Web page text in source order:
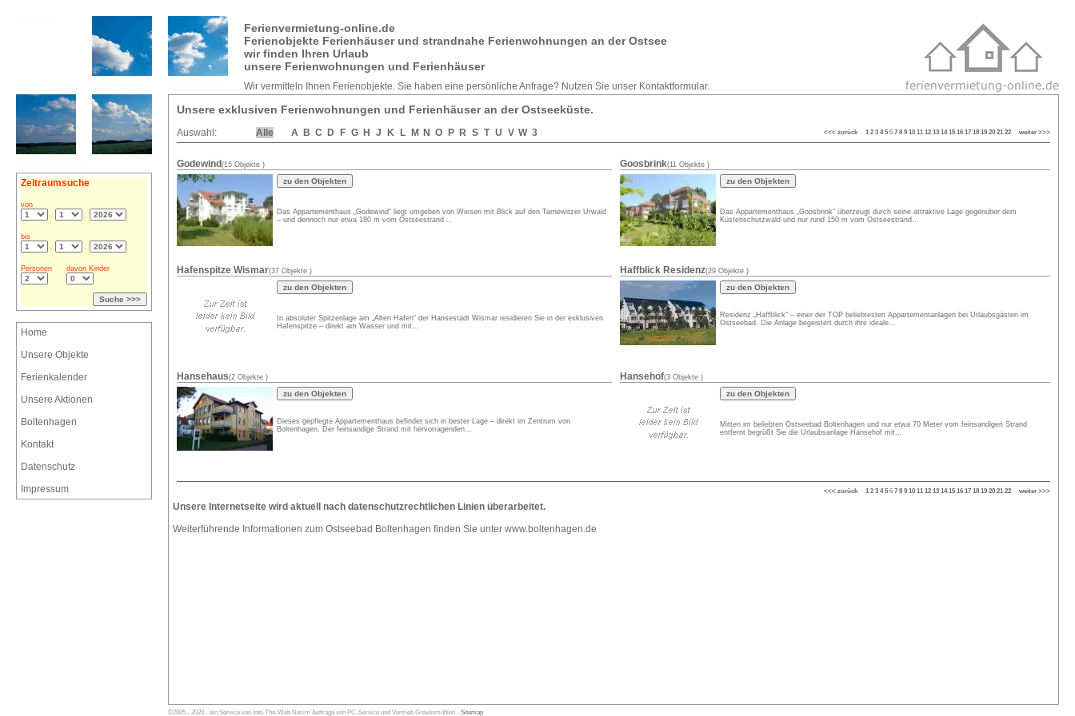
Ferienvermietung-online.de
Ferienobjekte Ferienhäuser und strandnahe Ferienwohnungen an der Ostsee
wir finden Ihren Urlaub
unsere Ferienwohnungen und Ferienhäuser
Wir vermitteln Ihnen Ferienobjekte. Sie haben eine persönliche Anfrage? Nutzen Sie unser Kontaktformular.
Unsere exklusiven Ferienwohnungen und Ferienhäuser an der Ostseeküste.
Auswahl: Alle A B C D F G H J K L M N O P R S T U V W 3 <<< zurück 12 3 456 7 8 9 10 1112 13 141516 17 18 19 20 2122 weiter >>>
Godewind (15 Objekte )
Das Appartementhaus „Godewind“ liegt umgeben von Wiesen mit Blick auf den Tarnewitzer Urwald
– und dennoch nur etwa 180 m vom Ostseestrand...
Goosbrink(11 Objekte )
Das Appartementhaus „Goosbrink“ überzeugt durch seine attraktive Lage gegenüber dem
Küstenschutzwald und nur rund 150 m vom Ostseestrand...
Hafenspitze Wismar(37 Objekte )
In absoluter Spitzenlage am „Alten Hafen“ der Hansestadt Wismar residieren Sie in der exklusiven
Hafenspitze – direkt am Wasser und mit...
Haffblick Residenz(29 Objekte )
Residenz „Haffblick“ – einer der TOP beliebtesten Appartementanlagen bei Urlaubsgästen im
Ostseebad. Die Anlage begeistert durch ihre ideale...
Hansehaus(2 Objekte )
Dieses gepflegte Appartementhaus befindet sich in bester Lage – direkt im Zentrum von
Boltenhagen. Der feinsandige Strand mit hervorragenden...
Hansehof(3 Objekte )
Mitten im beliebten Ostseebad Boltenhagen und nur etwa 70 Meter vom feinsandigen Strand
entfernt begrüßt Sie die Urlaubsanlage Hansehof mit...
<<< zurück 12 3 456 7 8 9 10 1112 13 141516 17 18 19 20 2122 weiter >>>
Unsere Internetseite wird aktuell nach datenschutzrechtlichen Linien überarbeitet.
Weiterführende Informationen zum Ostseebad Boltenhagen finden Sie unter www.boltenhagen.de
Zeitraumsuche
von
.
.
bis
.
.
Personen davon Kinder
Home
Unsere Objekte
Ferienkalender
Unsere Aktionen
Boltenhagen
Kontakt
Datenschutz
Impressum
©2005 - 2020 - ein Service von Into-The-Web.Net im Auftrage von PC-Service und Vertrieb Grevesmühlen - Sitemap